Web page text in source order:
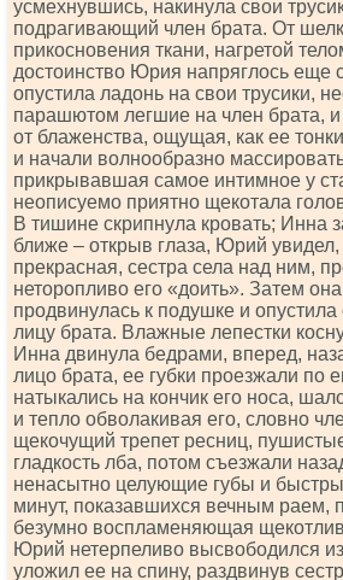
усмехнувшись, накинула свои
подрагивающий член брата. От
прикосновения ткани, нагретой
достоинство Юрия напряглось еще
опустила ладонь на свои трусики,
парашютом легшие на член брата,
от блаженства, ощущая, как ее
и начали волнообразно
прикрывавшая самое интимное у
неописуемо приятно щекотала
В тишине скрипнула кровать; Инна
ближе – открыв глаза, Юрий увидел,
прекрасная, сестра села над ним,
неторопливо его «доить». Затем
продвинулась к подушке и
лицу брата. Влажные лепестки
Инна двинула бедрами, вперед,
лицо брата, ее губки проезжали по
натыкались на кончик его носа,
и тепло обволакивая его, словно
щекочущий трепет ресниц,
гладкость лба, потом съезжали
ненасытно целующие губы и
минут, показавшихся вечным раем,
безумно воспламеняющая
Юрий нетерпеливо высвободился
уложил ее на спину, раздвинув